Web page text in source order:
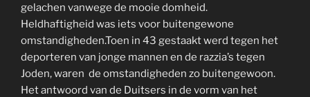
gelachen vanwege de mooie domheid.
Heldhaftigheid was iets voor buitengewone
omstandigheden.Toen in 43 gestaakt werd tegen het
deporteren van jonge mannen en de razzia’s tegen
Joden, waren de omstandigheden zo buitengewoon.
Het antwoord van de Duitsers in de vorm van het